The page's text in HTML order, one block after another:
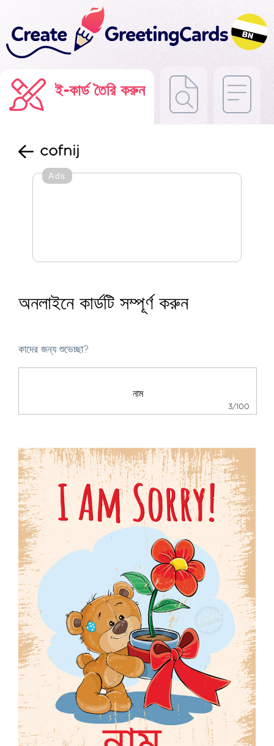
ই-কার্ড তৈরি করুন
cofnij
Ads
অনলাইনে কার্ডটি সম্পূর্ণ করুন
কাদের জন্য শুভেচ্ছা?
3/100